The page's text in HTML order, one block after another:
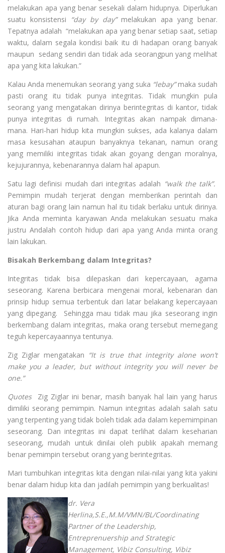
melakukan apa yang benar sesekali dalam hidupnya. Diperlukan
suatu konsistensi
“day by day”melakukan apa yang benar.
Tepatnya adalah “melakukan apa yang benar setiap saat, setiap
waktu, dalam segala kondisi baik itu di hadapan orang banyak
maupun sedang sendiri dan tidak ada seorangpun yang melihat
apa yang kita lakukan.”
Kalau Anda menemukan seorang yang suka “lebay”maka sudah
pasti orang itu tidak punya integritas. Tidak mungkin pula
seorang yang mengatakan dirinya berintegritas di kantor, tidak
punya integritas di rumah. Integritas akan nampak dimana-
mana. Hari-hari hidup kita mungkin sukses, ada kalanya dalam
masa kesusahan ataupun banyaknya tekanan, namun orang
yang memiliki integritas tidak akan goyang dengan moralnya,
kejujurannya, kebenarannya dalam hal apapun.
Satu lagi definisi mudah dari integritas adalah “walk the talk”.
Pemimpin mudah terjerat dengan memberikan perintah dan
aturan bagi orang lain namun hal itu tidak berlaku untuk dirinya.
Jika Anda meminta karyawan Anda melakukan sesuatu maka
justru Andalah contoh hidup dari apa yang Anda minta orang
lain lakukan.
Bisakah Berkembang dalam Integritas?
Integritas tidak bisa dilepaskan dari kepercayaan, agama
seseorang. Karena berbicara mengenai moral, kebenaran dan
prinsip hidup semua terbentuk dari latar belakang kepercayaan
yang dipegang. Sehingga mau tidak mau jika seseorang ingin
berkembang dalam integritas, maka orang tersebut memegang
teguh kepercayaannya tentunya.
Zig Ziglar mengatakan “It is true that integrity alone won’t
make you a leader, but without integrity you will never be
one.”
QuotesZig Ziglar ini benar, masih banyak hal lain yang harus
dimiliki seorang pemimpin. Namun integritas adalah salah satu
yang terpenting yang tidak boleh tidak ada dalam kepemimpinan
seseorang. Dan integritas ini dapat terlihat dalam keseharian
seseorang, mudah untuk dinilai oleh publik apakah memang
benar pemimpin tersebut orang yang berintegritas.
Mari tumbuhkan integritas kita dengan nilai-nilai yang kita yakini
benar dalam hidup kita dan jadilah pemimpin yang berkualitas!
dr. Vera
Herlina,S.E.,M.M/VMN/BL/Coordinating
Partner of the Leadership,
Entreprenuership and Strategic
Management, Vibiz Consulting, Vibiz